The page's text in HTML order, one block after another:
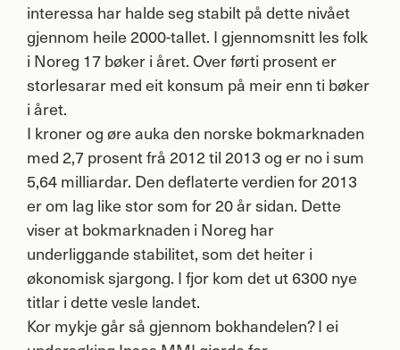
interessa har halde seg stabilt på dette nivået
gjennom heile 2000-tallet. I gjennomsnitt les folk
i Noreg 17 bøker i året. Over førti prosent er
storlesarar med eit konsum på meir enn ti bøker
i året.
I kroner og øre auka den norske bokmarknaden
med 2,7 prosent frå 2012 til 2013 og er no i sum
5,64 milliardar. Den deflaterte verdien for 2013
er om lag like stor som for 20 år sidan. Dette
viser at bokmarknaden i Noreg har
underliggande stabilitet, som det heiter i
økonomisk sjargong. I fjor kom det ut 6300 nye
titlar i dette vesle landet.
Kor mykje går så gjennom bokhandelen? I ei